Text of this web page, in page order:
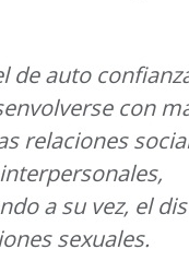
de auto
con
relaciones
a su vez, el
sexuales.